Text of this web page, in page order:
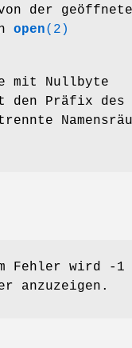
der
open(2)
mit Nullbyte
den Präfix des
Fehler wird -1
anzuzeigen.